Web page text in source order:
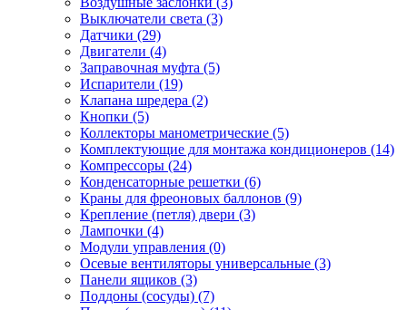
Выключатели света (3)
Датчики (29)
Двигатели (4)
Заправочная муфта (5)
Испарители (19)
Клапана шредера (2)
Кнопки (5)
Коллекторы манометрические (5)
Комплектующие для монтажа кондиционеров (14)
Компрессоры (24)
Конденсаторные решетки (6)
Краны для фреоновых баллонов (9)
Крепление (петля) двери (3)
Лампочки (4)
Модули управления (0)
Осевые вентиляторы универсальные (3)
Панели ящиков (3)
Поддоны (сосуды) (7)